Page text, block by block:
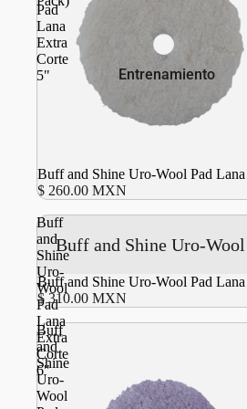
Entrenamiento
Pad
Lana
Extra
Corte
5"
Agotado
Buff and Shine Uro-Wool Pad
$ 260.00 MXN
Buff
and
Shine
Uro-
Wool
Pad
Lana
Extra
Corte
6"
Buff and Shine Uro-
Buff and Shine Uro-Wool Pad
$ 310.00 MXN
Buff
and
Shine
Uro-
Wool